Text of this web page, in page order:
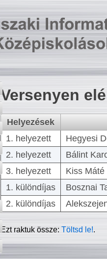
Versenyen
Helyezések
1. helyezett
Hegyesi
2. helyezett
Bálint
3. helyezett
Kiss
1. különdíjas
Bosznai
2. különdíjas
Ezt raktuk össze:Töltsd le!.